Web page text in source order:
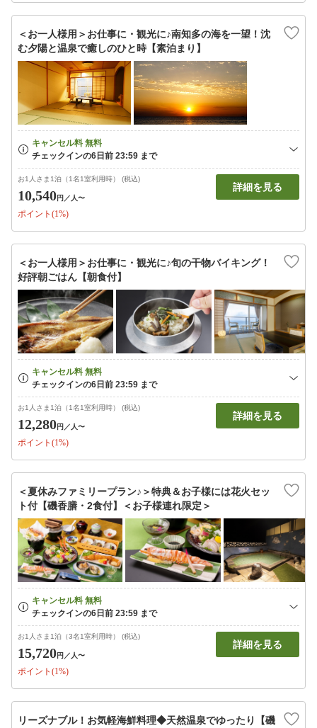
＜お一人様用＞お仕事に・観光に♪南知多の海を一望！沈
む夕陽と温泉で癒しのひと時【素泊まり】
お1人さま1泊（1名1室利用時） (税込)
10,540円 ／人〜
ポイント(1%)
詳細を見る
＜お一人様用＞お仕事に・観光に♪旬の干物バイキング！
好評朝ごはん【朝食付】
お1人さま1泊（1名1室利用時） (税込)
12,280円 ／人〜
ポイント(1%)
詳細を見る
＜夏休みファミリープラン♪＞特典＆お子様には花火セッ
ト付【磯香膳・2食付】＜お子様連れ限定＞
お1人さま1泊（3名1室利用時） (税込)
15,720円 ／人〜
ポイント(1%)
詳細を見る
リーズナブル！お気軽海鮮料理◆天然温泉でゆったり【磯